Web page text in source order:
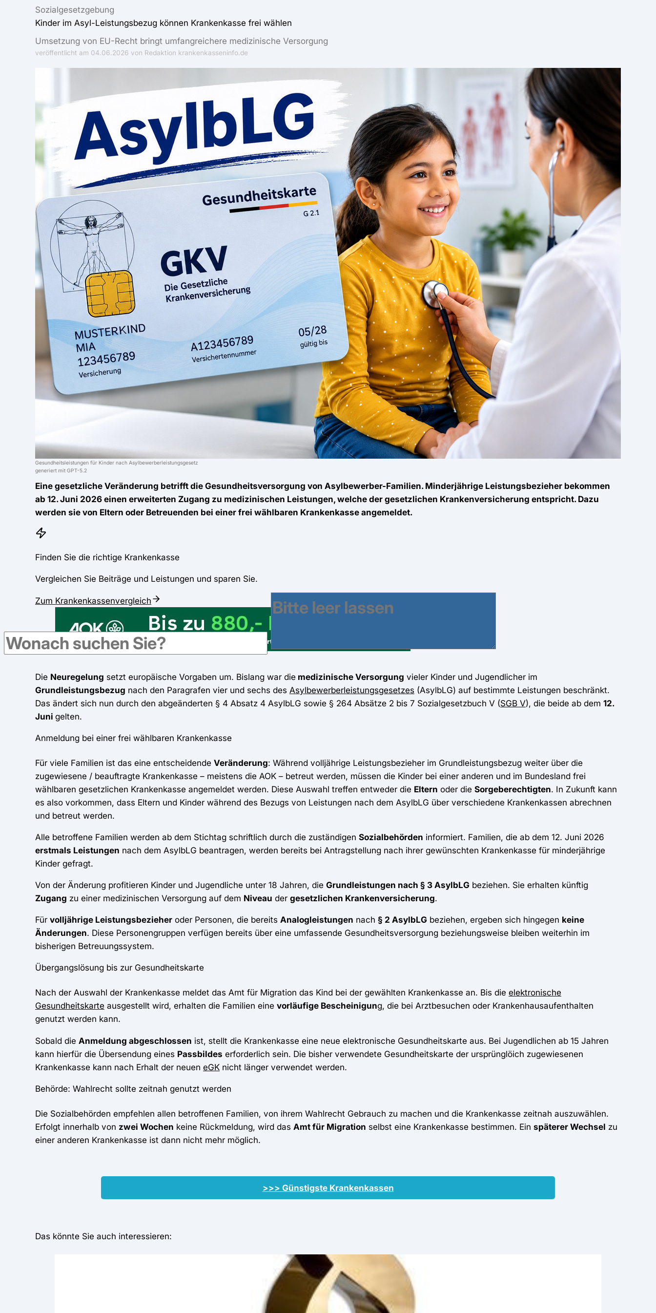
Sozialgesetzgebung
Kinder im Asyl-Leistungsbezug können Krankenkasse frei wählen
Umsetzung von EU-Recht bringt umfangreichere medizinische Versorgung
veröffentlicht am 04.06.2026 von Redaktion krankenkasseninfo.de
Gesundheitsleistungen für Kinder nach Asylbewerberleistungsgesetz
generiert mit GPT-5.2
Eine gesetzliche Veränderung betrifft die Gesundheitsversorgung von Asylbewerber-Familien. Minderjährige Leistungsbezieher bekommen
ab 12. Juni 2026 einen erweiterten Zugang zu medizinischen Leistungen, welche der gesetzlichen Krankenversicherung entspricht. Dazu
werden sie von Eltern oder Betreuenden bei einer frei wählbaren Krankenkasse angemeldet.
Finden Sie die richtige Krankenkasse
Vergleichen Sie Beiträge und Leistungen und sparen Sie.
Zum Krankenkassenvergleich
Werbung
Die Neuregelung setzt europäische Vorgaben um. Bislang war die medizinische Versorgung vieler Kinder und Jugendlicher im
Grundleistungsbezug nach den Paragrafen vier und sechs des Asylbewerberleistungsgesetzes (AsylbLG) auf bestimmte Leistungen beschränkt.
Das ändert sich nun durch den abgeänderten § 4 Absatz 4 AsylbLG sowie § 264 Absätze 2 bis 7 Sozialgesetzbuch V (SGB V), die beide ab dem 12.
Juni gelten.
Anmeldung bei einer frei wählbaren Krankenkasse
Für viele Familien ist das eine entscheidende Veränderung: Während volljährige Leistungsbezieher im Grundleistungsbezug weiter über die
zugewiesene / beauftragte Krankenkasse – meistens die AOK – betreut werden, müssen die Kinder bei einer anderen und im Bundesland frei
wählbaren gesetzlichen Krankenkasse angemeldet werden. Diese Auswahl treffen entweder die Eltern oder die Sorgeberechtigten. In Zukunft kann
es also vorkommen, dass Eltern und Kinder während des Bezugs von Leistungen nach dem AsylbLG über verschiedene Krankenkassen abrechnen
und betreut werden.
Alle betroffene Familien werden ab dem Stichtag schriftlich durch die zuständigen Sozialbehörden informiert. Familien, die ab dem 12. Juni 2026
erstmals Leistungen nach dem AsylbLG beantragen, werden bereits bei Antragstellung nach ihrer gewünschten Krankenkasse für minderjährige
Kinder gefragt.
Von der Änderung profitieren Kinder und Jugendliche unter 18 Jahren, die Grundleistungen nach § 3 AsylbLG beziehen. Sie erhalten künftig
Zugang zu einer medizinischen Versorgung auf dem Niveau der gesetzlichen Krankenversicherung.
Für volljährige Leistungsbezieher oder Personen, die bereits Analogleistungen nach § 2 AsylbLG beziehen, ergeben sich hingegen keine
Änderungen. Diese Personengruppen verfügen bereits über eine umfassende Gesundheitsversorgung beziehungsweise bleiben weiterhin im
bisherigen Betreuungssystem.
Übergangslösung bis zur Gesundheitskarte
Nach der Auswahl der Krankenkasse meldet das Amt für Migration das Kind bei der gewählten Krankenkasse an. Bis die elektronische
Gesundheitskarte ausgestellt wird, erhalten die Familien eine vorläufige Bescheinigung, die bei Arztbesuchen oder Krankenhausaufenthalten
genutzt werden kann.
Sobald die Anmeldung abgeschlossen ist, stellt die Krankenkasse eine neue elektronische Gesundheitskarte aus. Bei Jugendlichen ab 15 Jahren
kann hierfür die Übersendung eines Passbildes erforderlich sein. Die bisher verwendete Gesundheitskarte der ursprünglöich zugewiesenen
Krankenkasse kann nach Erhalt der neuen eGK nicht länger verwendet werden.
Behörde: Wahlrecht sollte zeitnah genutzt werden
Die Sozialbehörden empfehlen allen betroffenen Familien, von ihrem Wahlrecht Gebrauch zu machen und die Krankenkasse zeitnah auszuwählen.
Erfolgt innerhalb von zwei Wochen keine Rückmeldung, wird das Amt für Migration selbst eine Krankenkasse bestimmen. Ein späterer Wechsel zu
einer anderen Krankenkasse ist dann nicht mehr möglich.
>>> Günstigste Krankenkassen
Das könnte Sie auch interessieren: